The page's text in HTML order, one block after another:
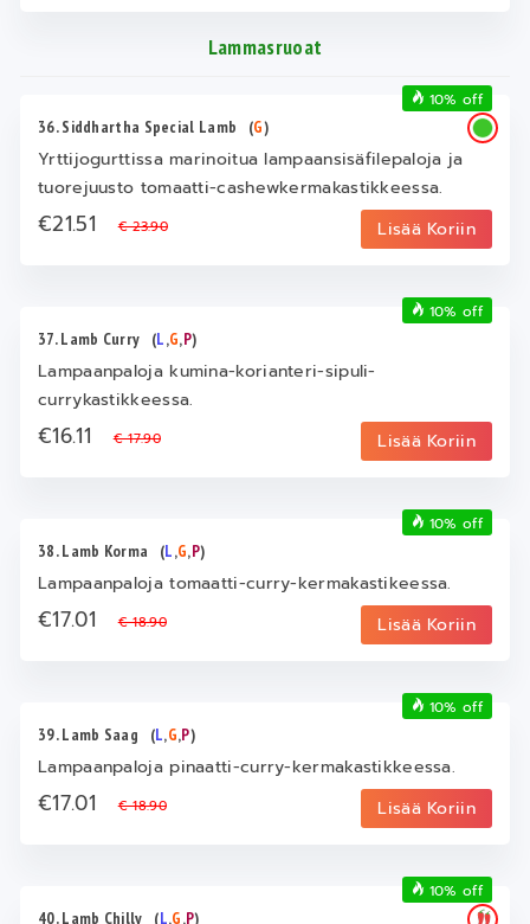
Lammasruoat
36. Siddhartha Special Lamb (G)
Yrttijogurttissa marinoitua lampaansisäfilepaloja ja
tuorejuusto tomaatti-cashewkermakastikkeessa.
€21.51€ 23.90 Lisää Koriin
10% off
37. Lamb Curry (L,G,P)
Lampaanpaloja kumina-korianteri-sipuli-
currykastikkeessa.
€16.11€ 17.90 Lisää Koriin
10% off
38. Lamb Korma (L,G,P)
Lampaanpaloja tomaatti-curry-kermakastikeessa.
€17.01€ 18.90 Lisää Koriin
10% off
39. Lamb Saag (L,G,P)
Lampaanpaloja pinaatti-curry-kermakastikkeessa.
€17.01€ 18.90 Lisää Koriin
10% off
40. Lamb Chilly (L,G,P)
10% off